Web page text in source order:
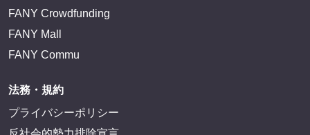
FANY Crowdfunding
FANY Mall
FANY Commu
法務・規約
プライバシーポリシー